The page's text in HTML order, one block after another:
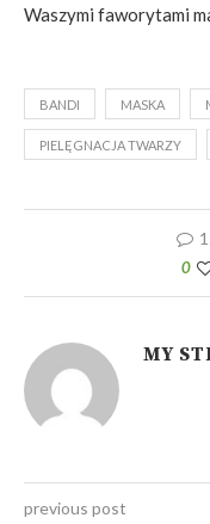
Waszymi faworytami
BANDI MASKA
PIELĘGNACJA TWARZY
0
MY
previous post